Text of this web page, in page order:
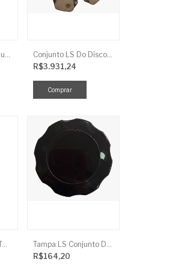
Haste LS Da Fechadura TRG 830
Conjunto LS Do Disco De Embreagem TRG250
R$3.931,24
Vidro LS Fr Inferior TGR863
Tampa LS Conjunto De Combustivel G040FCI
R$164,20